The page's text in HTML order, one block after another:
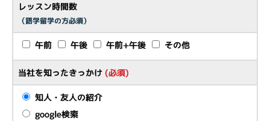
レッスン時間数
（語学留学の方必須）
午前 午後 午前+午後 その他
当社を知ったきっかけ (必須)
知人・友人の紹介
google検索